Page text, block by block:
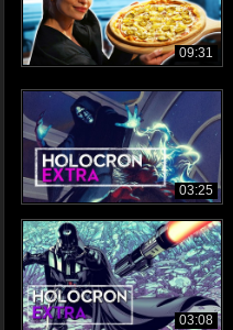
09:31
03:25
03:08